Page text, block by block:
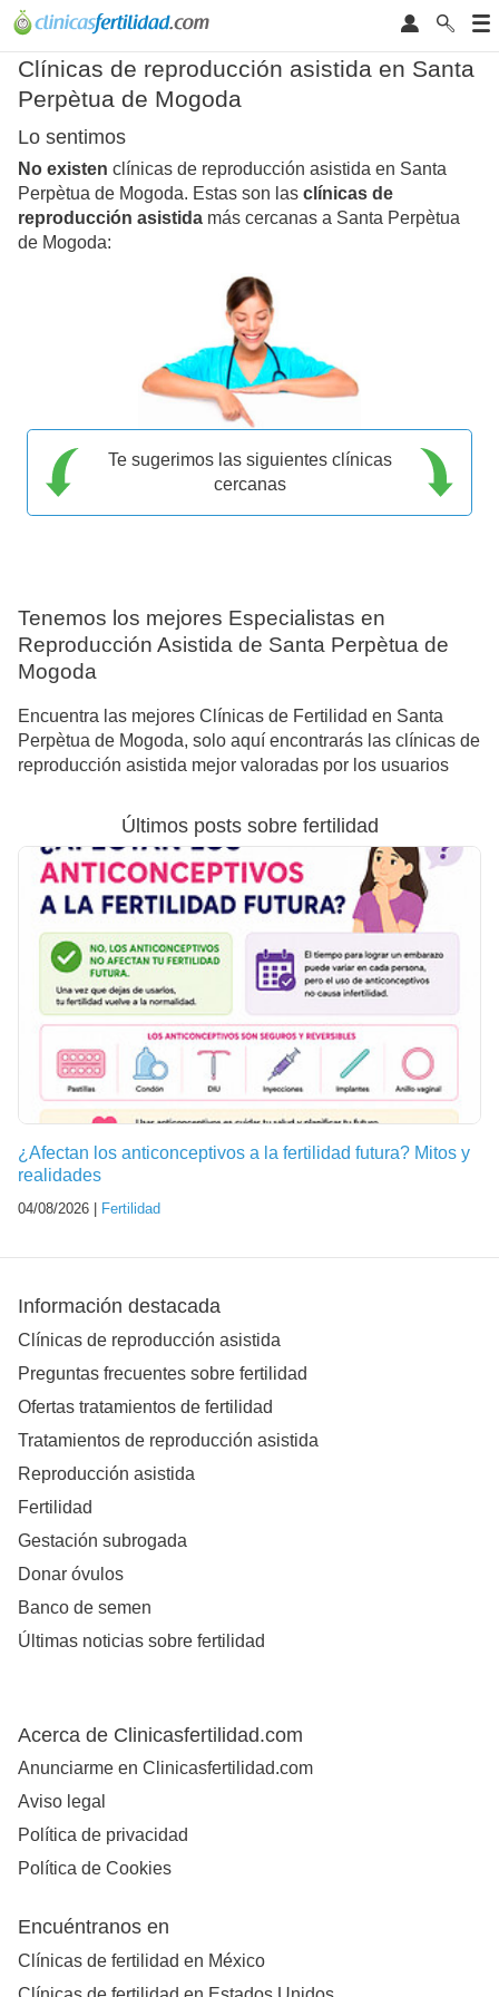
Clínicas de reproducción asistida en Santa
Perpètua de Mogoda
Lo sentimos
No existen clínicas de reproducción asistida en Santa
Perpètua de Mogoda. Estas son las clínicas de
reproducción asistida más cercanas a Santa Perpètua
de Mogoda:
Te sugerimos las siguientes clínicas
cercanas
Tenemos los mejores Especialistas en
Reproducción Asistida de Santa Perpètua de
Mogoda
Encuentra las mejores Clínicas de Fertilidad en Santa
Perpètua de Mogoda, solo aquí encontrarás las clínicas de
reproducción asistida mejor valoradas por los usuarios
Últimos posts sobre fertilidad
¿Afectan los anticonceptivos a la fertilidad futura? Mitos y
realidades
04/08/2026 | Fertilidad
Información destacada
Clínicas de reproducción asistida
Preguntas frecuentes sobre fertilidad
Ofertas tratamientos de fertilidad
Tratamientos de reproducción asistida
Reproducción asistida
Fertilidad
Gestación subrogada
Donar óvulos
Banco de semen
Últimas noticias sobre fertilidad
Acerca de Clinicasfertilidad.com
Anunciarme en Clinicasfertilidad.com
Aviso legal
Política de privacidad
Política de Cookies
Encuéntranos en
Clínicas de fertilidad en México